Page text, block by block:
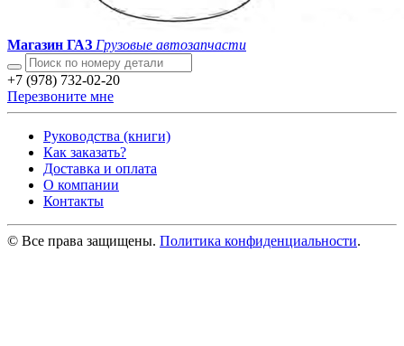
Магазин ГАЗ Грузовые автозапчасти
+7 (978) 732-02-20
Перезвоните мне
Руководства (книги)
Как заказать?
Доставка и оплата
О компании
Контакты
© Все права защищены. Политика конфиденциальности.